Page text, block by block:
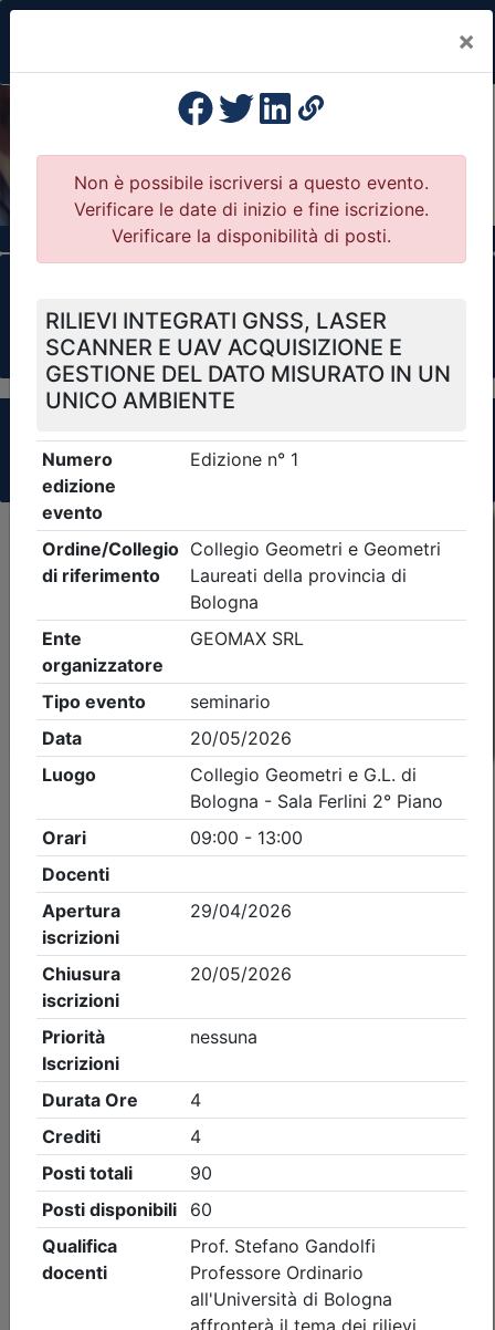
×
Previous
Il portale della formazione per Ordini e
Collegi Professionali
Clicca qui - espandi la sezione dei filtri ricerca
eventi
Criteri di ricerca applicati:
- Tipo Ordine/collegio:Geometri- Ordine:
Bologna
- Eventi in programma dal
Gratuito
Collegio Geometri e Geometri Laureati della provincia di
Bologna
SICUREZZA IN QUOTA:
RESPONSABILITÀ NORMATIVE E
PRATICA DPI III CATEGORIA
Data:22/09/2026
Crediti:
Durata:
dal 04/08/2026 al 21/09/2026
seminario